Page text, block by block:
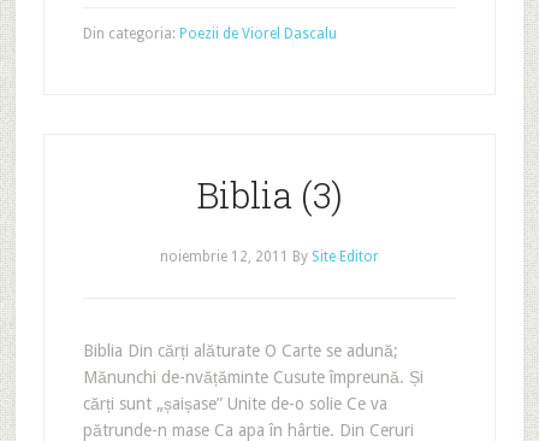
Din categoria: Poezii de Viorel Dascalu
Biblia (3)
noiembrie 12, 2011 By Site Editor
Biblia Din cărți alăturate O Carte se adună;
Mănunchi de-nvățăminte Cusute împreună. Și
cărți sunt „șaișase” Unite de-o solie Ce va
pătrunde-n mase Ca apa în hârtie. Din Ceruri